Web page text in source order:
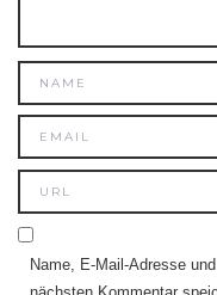
Name, E-Mail-Adresse